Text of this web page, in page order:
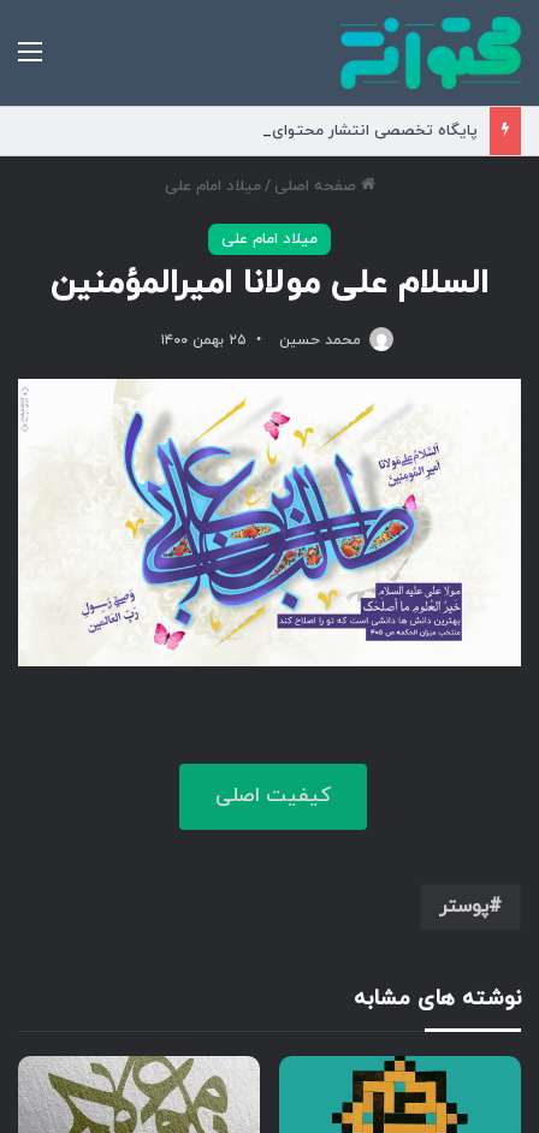
پایگاه تخصصی انتشار محتوای مناسبتی و موضوعی
صفحه اصلی /میلاد امام علی
میلاد امام علی
السلام علی مولانا امیرالمؤمنین
محمد حسین ۲۵ بهمن ۱۴۰۰
کیفیت اصلی
پوستر
نوشته های مشابه